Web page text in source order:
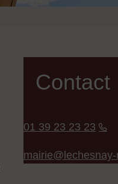
Contact
01 39 23 23 23